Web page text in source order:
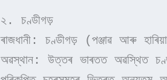
২. চণ্ডীগড়
ৰাজধানী: চণ্ডীগড় (পঞ্জাৱ আৰু
অৱস্থান: উত্তৰ ভাৰতত অৱস্থিত